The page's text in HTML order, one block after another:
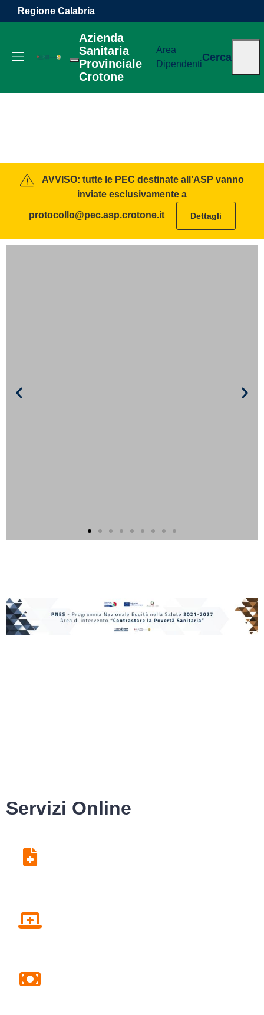
Vai ai contenuti
Vai al footer
Regione Calabria
Azienda
Sanitaria
Provinciale
Crotone
Area
Dipendenti
Cerca
Azienda Sanitaria Provinciale
Contenuti in evidenza
AVVISO: tutte le PEC destinate all’ASP vanno
inviate esclusivamente a
protocollo@pec.asp.crotone.it Dettagli
Servizi Online